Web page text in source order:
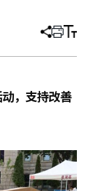
分
章
打 调
小
，支持改善